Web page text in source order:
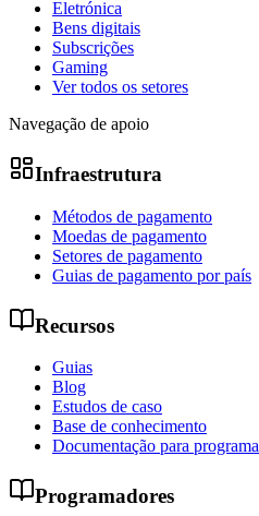
Eletrónica
Bens digitais
Subscrições
Gaming
Ver todos os setores
Navegação de apoio
Infraestrutura
Métodos de pagamento
Moedas de pagamento
Setores de pagamento
Guias de pagamento por país
Recursos
Guias
Blog
Estudos de caso
Base de conhecimento
Documentação para
Programadores